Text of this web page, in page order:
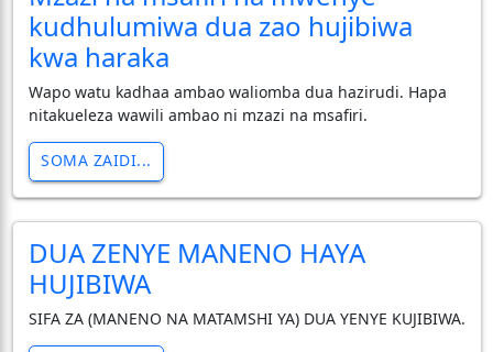
kudhulumiwa dua zao hujibiwa
kwa haraka
Wapo watu kadhaa ambao waliomba dua hazirudi. Hapa
nitakueleza wawili ambao ni mzazi na msafiri.
SOMA ZAIDI...
DUA ZENYE MANENO HAYA
HUJIBIWA
SIFA ZA (MANENO NA MATAMSHI YA) DUA YENYE KUJIBIWA.